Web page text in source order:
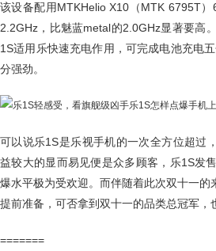
该设备配用MTKHelio X10（MTK 6795T
2.2GHz，比魅蓝metal的2.0GHz显著要高
1S适用乐快速充电作用，可完成电池充电
分强劲。
可以说乐1S是乐视手机的一次全方位超过
益较大的显而易见便是众多顾客，乐1S发
爆水平极为受欢迎。而伴随着此次双十一的
提前准备，可否拿到双十一的品类总冠军，
=======